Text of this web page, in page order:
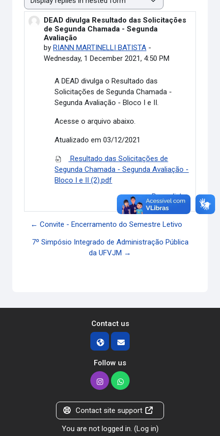
Display mode
DEAD divulga Resultado das Solicitações
de Segunda Chamada - Segunda
Avaliação
byRIANN MARTINELLI BATISTA -
Wednesday, 1 December 2021, 4:50 PM
Number of replies: 0
A DEAD divulga oResultado das
Solicitações de Segunda Chamada -
Segunda Avaliação - Bloco I e II.
Acesse o arquivo abaixo.
Atualizado em 03/12/2021
Resultado das Solicitações de
Segunda Chamada - Segunda Avaliação -
Bloco I e II (2).pdf
Permalink
← Convite - Encerramento do Semestre Letivo
7º Simpósio Integrado de Administração Pública
da UFVJM →
Contact us
Follow us
Contact site support
You are not logged in. (Log in)